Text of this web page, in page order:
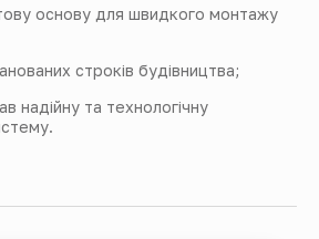
основу для швидкого монтажу
строків будівництва;
надійну та технологічну